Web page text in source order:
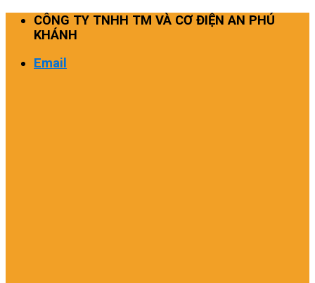
Skip
CÔNG TY TNHH TM VÀ CƠ ĐIỆN AN PHÚ
KHÁNH
Email